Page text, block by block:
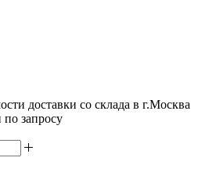
доставки со склада в г.Москва
запросу